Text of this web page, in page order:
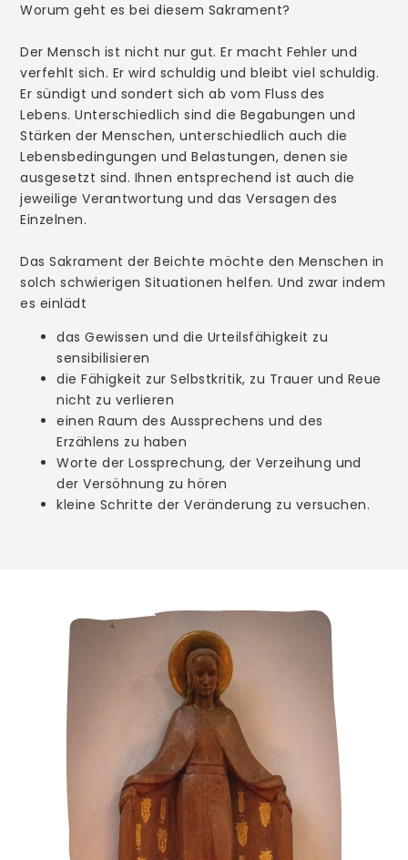
Krankensalbung
Tod
Pfarrei
Pastoralplan
Chöre
Ökumene
Gremien
Kirche St. Silvester
Gottesdienste
Messdiener
Förderverein
Eine-Welt-Laden
Kolping
Kirche St. Martin
Gemeinschaftshaus MARTINUS
Gottesdienste
Worum geht es bei diesem Sakrament?
Der Mensch ist nicht nur gut. Er macht Fehler und
verfehlt sich. Er wird schuldig und bleibt viel schuldig.
Er sündigt und sondert sich ab vom Fluss des
Lebens. Unterschiedlich sind die Begabungen und
Stärken der Menschen, unterschiedlich auch die
Lebensbedingungen und Belastungen, denen sie
ausgesetzt sind. Ihnen entsprechend ist auch die
jeweilige Verantwortung und das Versagen des
Einzelnen.
Das Sakrament der Beichte möchte den Menschen in
solch schwierigen Situationen helfen. Und zwar indem
es einlädt
das Gewissen und die Urteilsfähigkeit zu
sensibilisieren
die Fähigkeit zur Selbstkritik, zu Trauer und Reue
nicht zu verlieren
einen Raum des Aussprechens und des
Erzählens zu haben
Worte der Lossprechung, der Verzeihung und
der Versöhnung zu hören
kleine Schritte der Veränderung zu versuchen.